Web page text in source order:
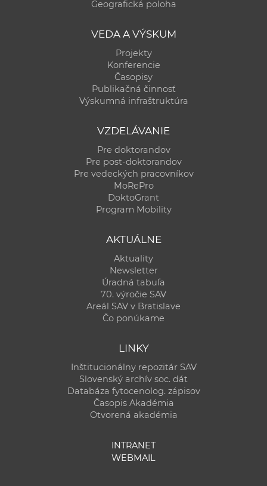
Geografická poloha
VEDA A VÝSKUM
Projekty
Konferencie
Časopisy
Publikačná činnosť
Výskumná infraštruktúra
VZDELÁVANIE
Pre doktorandov
Pre post-doktorandov
Pre vedeckých pracovníkov
MoRePro
DoktoGrant
Program Mobility
AKTUÁLNE
Aktuality
Newsletter
Úradná tabuľa
70. výročie SAV
Areál SAV v Bratislave
Čo ponúkame
LINKY
Inštitucionálny repozitár SAV
Slovenský archív soc. dát
Databáza fytocenolog. zápisov
Časopis Akadémia
Otvorená akadémia
INTRANET
WEBMAIL